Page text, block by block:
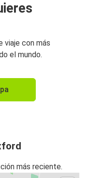
Heathrow (LHR)
viaje con más
el mundo.
más reciente.